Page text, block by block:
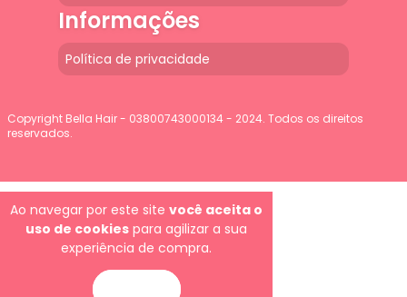
Ao navegar por este site você aceita o
uso de cookies para agilizar a sua
experiência de compra.
Informações
Política de privacidade
Copyright Bella Hair - 03800743000134 - 2024. Todos os direitos
reservados.